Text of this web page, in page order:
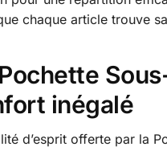
chaque article trouve
inégalé
d’esprit offerte par la